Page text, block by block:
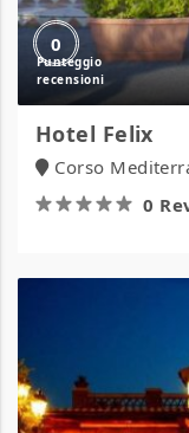
0
Hotel Felix
Corso
0